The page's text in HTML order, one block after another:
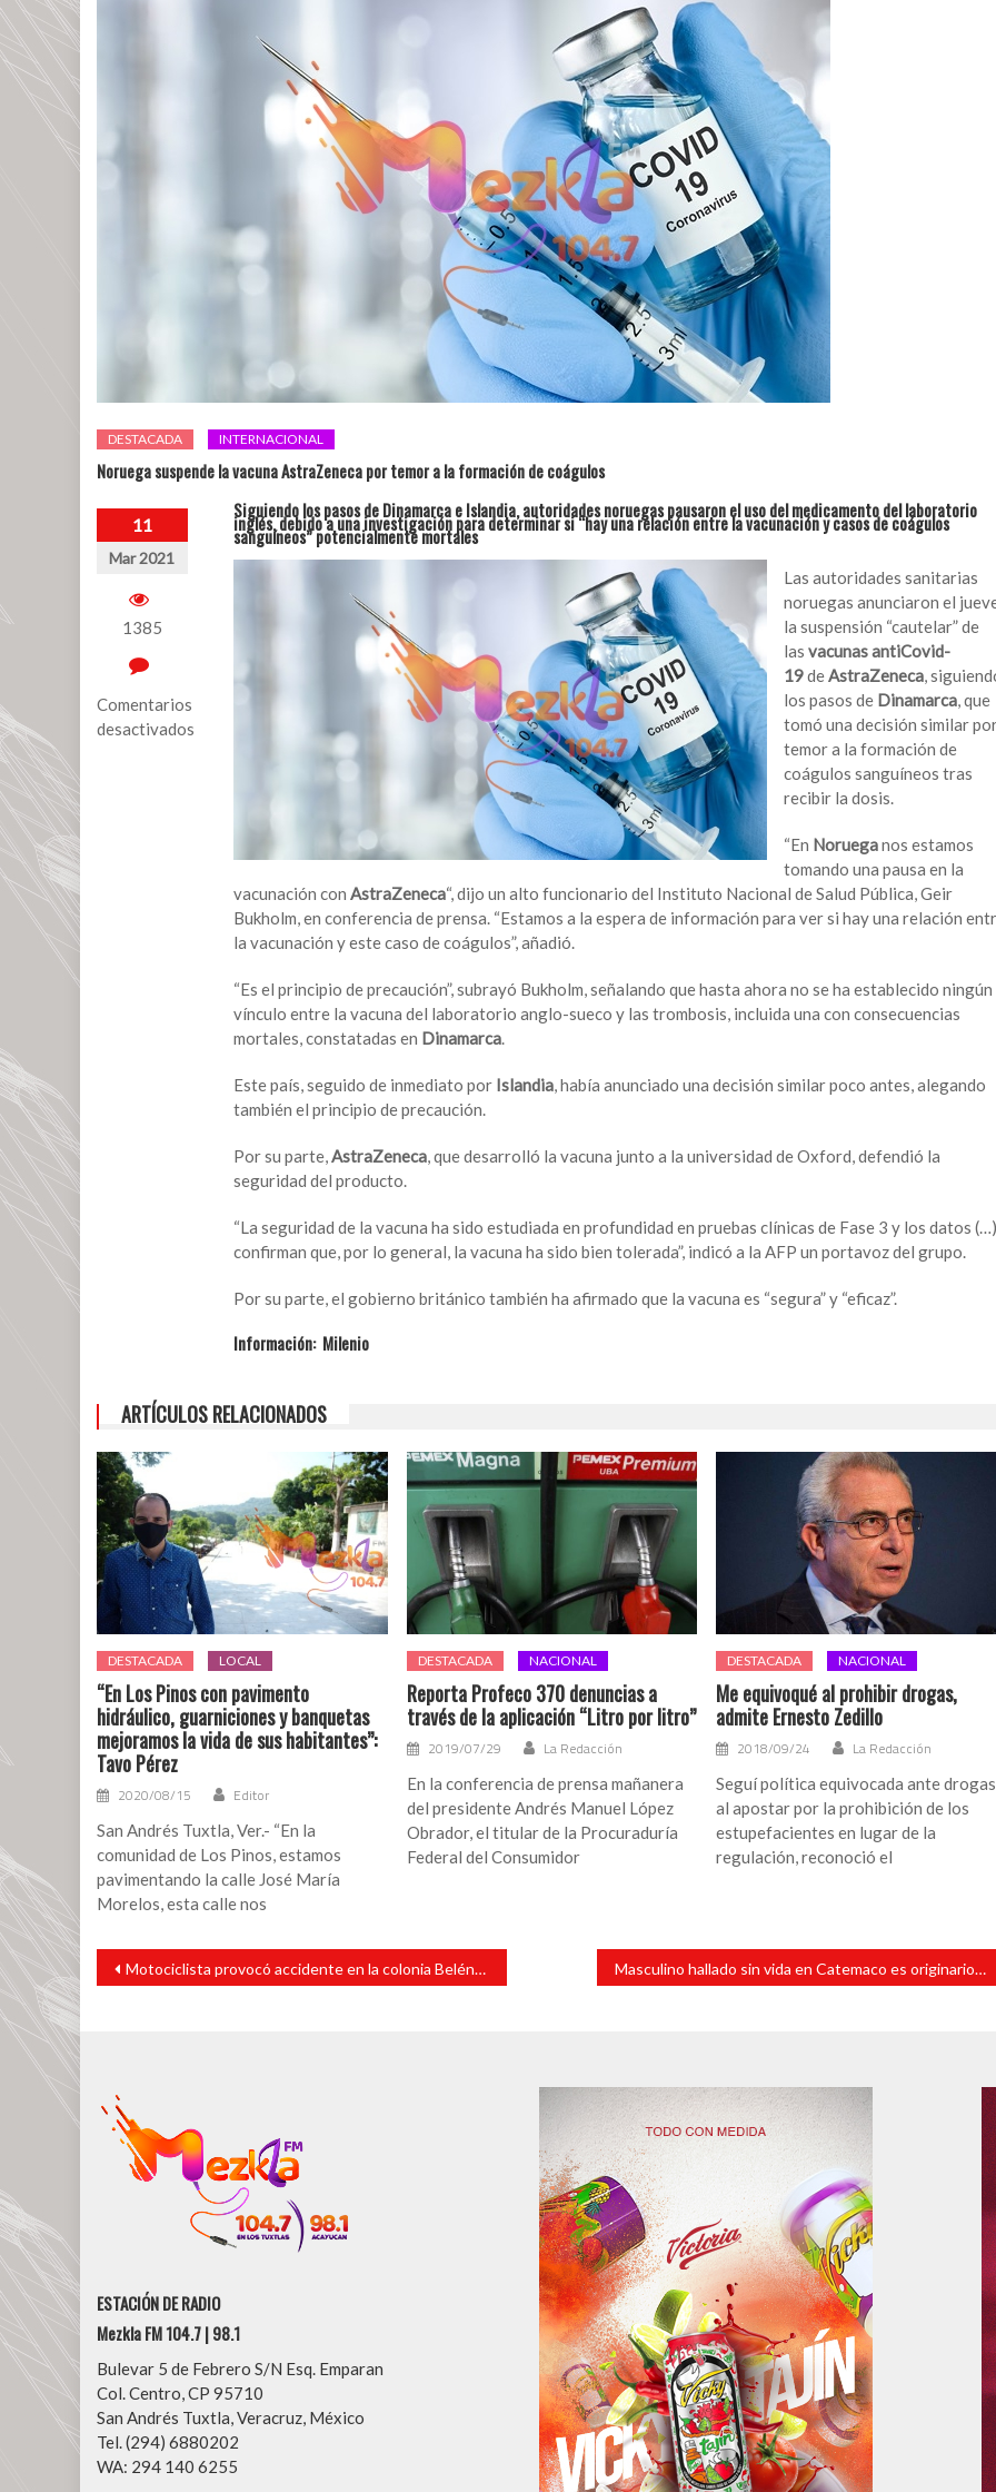
DESTACADA INTERNACIONAL
Noruega suspende la vacuna AstraZeneca por temor a la formación de coágulos
11
Mar 2021
1385
Comentarios
desactivados
Siguiendo los pasos de Dinamarca e Islandia, autoridades noruegas pausaron el uso del medicamento del laboratorio
inglés, debido a una investigación para determinar si “hay una relación entre la vacunación y casos de coágulos
sanguíneos” potencialmente mortales
Las autoridades sanitarias
noruegas anunciaron el
la suspensión “cautelar” de
las vacunas antiCovid-
19deAstraZeneca,
los pasos de Dinamarca, que
tomó una decisión similar
temor a la formación de
coágulos sanguíneos tras
recibir la dosis.
“En Norueganos estamos
tomando una pausa en la
vacunación con AstraZeneca“, dijo un alto funcionario del Instituto Nacional de Salud Pública, Geir
Bukholm, en conferencia de prensa. “Estamos a la espera de información para ver si hay una relación
la vacunación y este caso de coágulos”, añadió.
“Es el principio de precaución”, subrayó Bukholm, señalando que hasta ahora no se ha establecido ningún
vínculo entre la vacuna del laboratorio anglo-sueco y las trombosis, incluida una con consecuencias
mortales, constatadas en Dinamarca.
Este país, seguido de inmediato por Islandia, había anunciado una decisión similar poco antes, alegando
también el principio de precaución.
Por su parte,AstraZeneca, que desarrolló la vacuna junto a la universidad de Oxford, defendió la
seguridad del producto.
“La seguridad de la vacuna ha sido estudiada en profundidad en pruebas clínicas de Fase 3 y los datos (…)
confirman que, por lo general, la vacuna ha sido bien tolerada”, indicó a la AFP un portavoz del grupo.
Por su parte, el gobierno británico también ha afirmado que la vacuna es “segura” y “eficaz”.
Información: Milenio
ARTÍCULOS RELACIONADOS
DESTACADA LOCAL
“En Los Pinos con pavimento
hidráulico, guarniciones y banquetas
mejoramos la vida de sus habitantes”:
Tavo Pérez
2020/08/15 Editor
San Andrés Tuxtla, Ver.- “En la
comunidad de Los Pinos, estamos
pavimentando la calle José María
Morelos, esta calle nos
DESTACADA NACIONAL
Reporta Profeco 370 denuncias a
través de la aplicación “Litro por litro”
2019/07/29 La Redacción
En la conferencia de prensa mañanera
del presidente Andrés Manuel López
Obrador, el titular de la Procuraduría
Federal del Consumidor
DESTACADA NACIONAL
Me equivoqué al prohibir drogas,
admite Ernesto Zedillo
2018/09/24 La Redacción
Seguí política equivocada ante
al apostar por la prohibición de los
estupefacientes en lugar de la
regulación, reconoció el
Navegación
entradas
Motociclista provocó accidente en la colonia Belén Grande de esta ciudad Masculino hallado sin vida en Catemaco es originario de Texistepec
ESTACIÓN DE RADIO
Mezkla FM 104.7 | 98.1
Bulevar 5 de Febrero S/N Esq. Emparan
Col. Centro, CP 95710
San Andrés Tuxtla, Veracruz, México
Tel. (294) 6880202
WA: 294 140 6255